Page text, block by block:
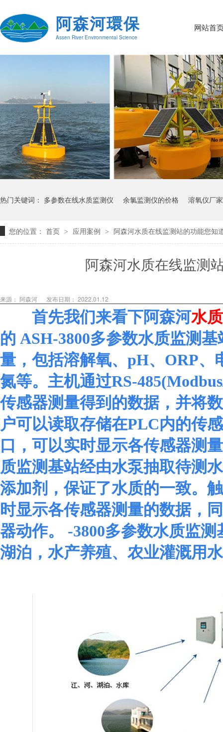
阿森河環保
Assen River Environmental Science
网站首
热门关键词： 多参数在线水质监测仪 余氯监测仪的价格 溶氧仪厂家
您的位置： 首页 > 应用案例 > 阿森河水质在线监测站的功能您知
阿森河水质在线监测
来源： 阿森河 发布日期： 2022.01.12
首先我们来看下阿森河水
的 ASH-3800多参数水质监测
量，包括溶解氧、pH、ORP、
氮等。主机通过RS-
传感器测量得到的数据，并将
户可以读取存储在PLC内的传
口，可以实时显示各传感器测
质监测基站经由水泵抽取待测
添加剂，保证了水质的一致。
时显示各传感器测量的数据，
器动作。
-3800多参数水质监
湖泊，水产养殖、农业灌溉用